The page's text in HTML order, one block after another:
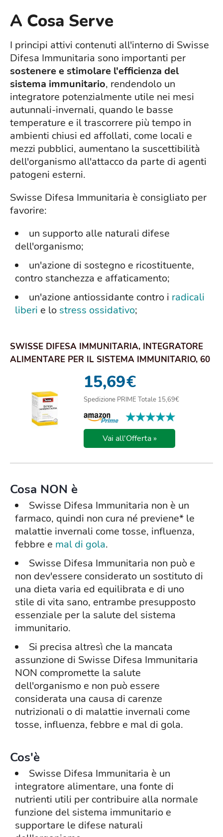
A Cosa Serve
I principi attivi contenuti all'interno di Swisse
Difesa Immunitaria sono importanti per
sostenere e stimolare l'efficienza del
sistema immunitario, rendendolo un
integratore potenzialmente utile nei mesi
autunnali-invernali, quando le basse
temperature e il trascorrere più tempo in
ambienti chiusi ed affollati, come locali e
mezzi pubblici, aumentano la suscettibilità
dell'organismo all'attacco da parte di agenti
patogeni esterni.
Swisse Difesa Immunitaria è consigliato per
favorire:
un supporto alle naturali difese
dell'organismo;
un'azione di sostegno e ricostituente,
contro stanchezza e affaticamento;
un'azione antiossidante contro i radicali
liberi e lo stress ossidativo;
SWISSE DIFESA IMMUNITARIA, INTEGRATORE
ALIMENTARE PER IL SISTEMA IMMUNITARIO, 60
15,69€
Spedizione PRIME Totale 15,69€
★★★★★
★★★★★
Vai all'Offerta »
Cosa NON è
Swisse Difesa Immunitaria non è un
farmaco, quindi non cura né previene* le
malattie invernali come tosse, influenza,
febbre e mal di gola.
Swisse Difesa Immunitaria non può e
non dev'essere considerato un sostituto di
una dieta varia ed equilibrata e di uno
stile di vita sano, entrambe presupposto
essenziale per la salute del sistema
immunitario.
Si precisa altresì che la mancata
assunzione di Swisse Difesa Immunitaria
NON compromette la salute
dell'organismo e non può essere
considerata una causa di carenze
nutrizionali o di malattie invernali come
tosse, influenza, febbre e mal di gola.
Cos'è
Swisse Difesa Immunitaria è un
integratore alimentare, una fonte di
nutrienti utili per contribuire alla normale
funzione del sistema immunitario e
supportare le difese naturali